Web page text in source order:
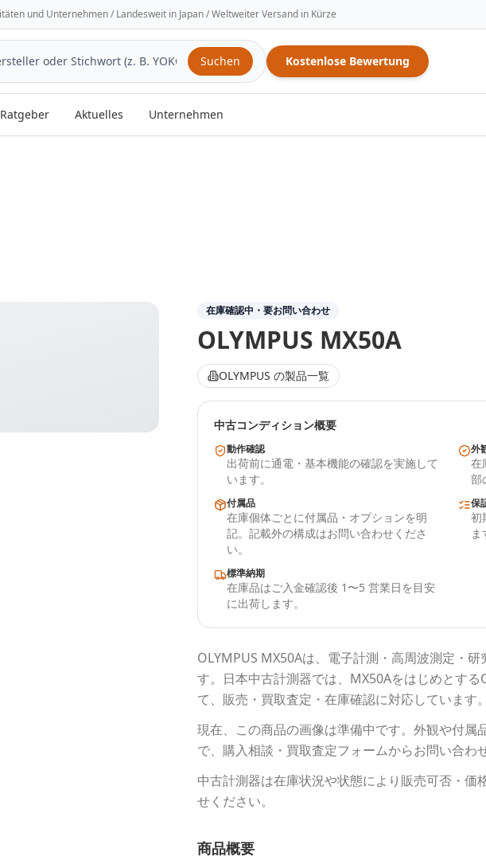
und Unternehmen / Landesweit in Japan / Weltweiter Versand in Kürze
Suchen Kostenlose Bewertung
Ratgeber Aktuelles Unternehmen
在庫確認中・要お問い合わせ
OLYMPUS MX50A
OLYMPUS の製品一覧
中古コンディション概要
動作確認
出荷前に通電・基本機能の確認を実施して
います。
外
在
部
付属品
在庫個体ごとに付属品・オプションを明
記。記載外の構成はお問い合わせくださ
い。
保
初
ま
標準納期
在庫品はご入金確認後 1〜5 営業日を目安
に出荷します。
OLYMPUS MX50Aは、電子計測・高周波測定・
す。 日本中古計測器では、 MX50Aをはじめとする
て、販売・買取査定・在庫確認に対応しています。
現在、この商品の画像は準備中です。外観や付属
で、購入相談・買取査定フォームからお問い合わ
中古計測器は在庫状況や状態により販売可否・価
せください。
商品概要